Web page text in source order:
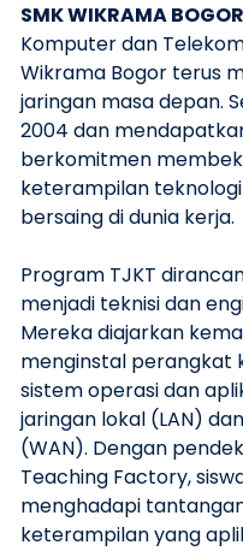
SMK WIKRAMA BOGOR
Komputer dan
Wikrama Bogor terus
jaringan masa depan.
2004 dan
berkomitmen
keterampilan
bersaing di dunia kerja.
Program TJKT
menjadi teknisi dan
Mereka diajarkan
menginstal perangkat
sistem operasi dan
jaringan lokal (LAN)
(WAN). Dengan
Teaching Factory,
menghadapi
keterampilan yang